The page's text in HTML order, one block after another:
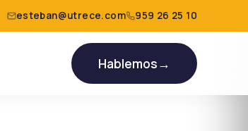
esteban@utrece.com 959 26 25 10
Hablemos→